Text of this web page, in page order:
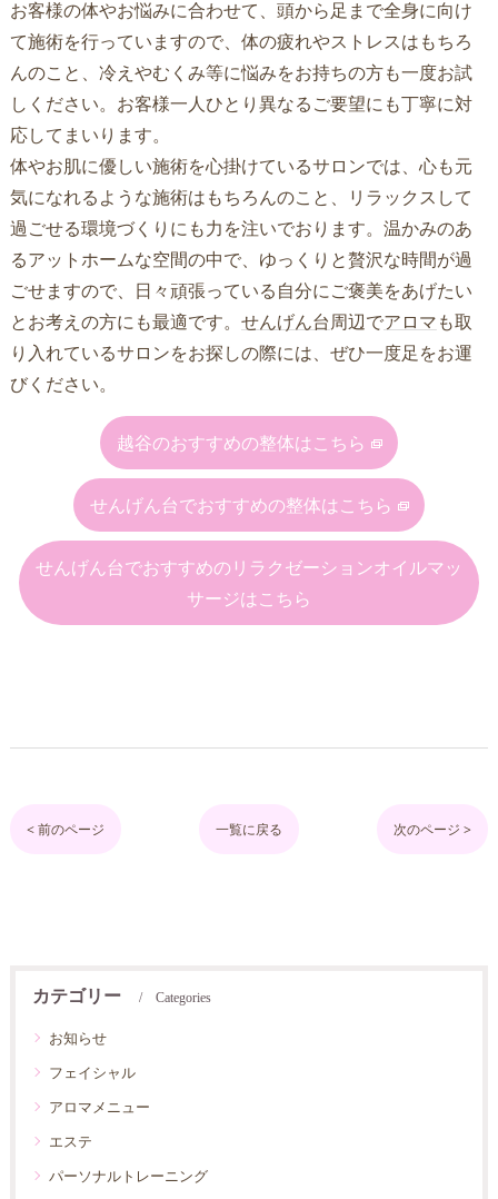
お客様の体やお悩みに合わせて、頭から足まで全身に向け
て施術を行っていますので、体の疲れやストレスはもちろ
んのこと、冷えやむくみ等に悩みをお持ちの方も一度お試
しください。お客様一人ひとり異なるご要望にも丁寧に対
応してまいります。
体やお肌に優しい施術を心掛けているサロンでは、心も元
気になれるような施術はもちろんのこと、リラックスして
過ごせる環境づくりにも力を注いでおります。温かみのあ
るアットホームな空間の中で、ゆっくりと贅沢な時間が過
ごせますので、日々頑張っている自分にご褒美をあげたい
とお考えの方にも最適です。 せんげん台周辺でアロマも取
り入れているサロンをお探しの際には、ぜひ一度足をお運
びください。
越谷のおすすめの整体はこちら
せんげん台でおすすめの整体はこちら
せんげん台でおすすめのリラクゼーションオイルマッ
サージはこちら
< 前のページ 一覧に戻る 次のページ >
カテゴリー Categories
お知らせ
フェイシャル
アロマメニュー
エステ
パーソナルトレーニング